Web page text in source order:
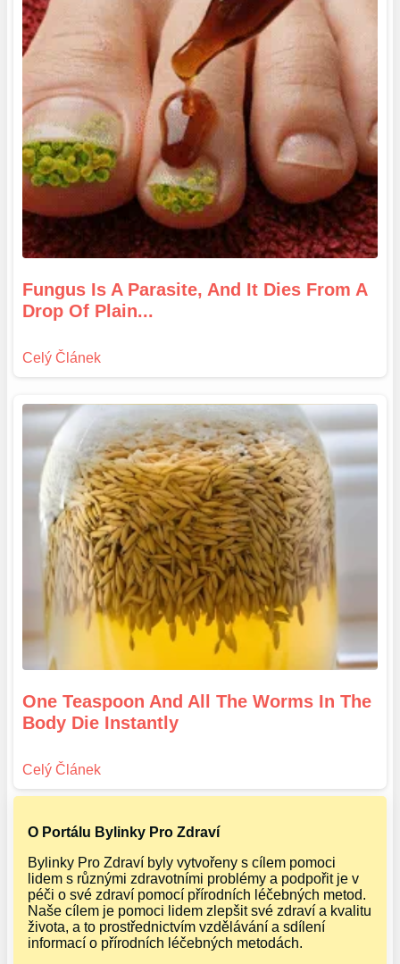
Fungus Is A Parasite, And It Dies From A
Drop Of Plain...
One Teaspoon And All The Worms In The
Body Die Instantly
O Portálu Bylinky Pro Zdraví
Bylinky Pro Zdraví byly vytvořeny s cílem pomoci
lidem s různými zdravotními problémy a podpořit je v
péči o své zdraví pomocí přírodních léčebných metod.
Naše cílem je pomoci lidem zlepšit své zdraví a kvalitu
života, a to prostřednictvím vzdělávání a sdílení
informací o přírodních léčebných metodách.